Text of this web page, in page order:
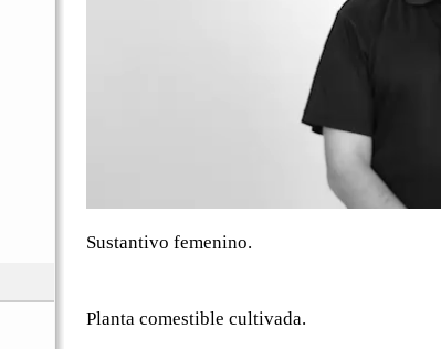
Sustantivo femenino.
Planta comestible cultivada.